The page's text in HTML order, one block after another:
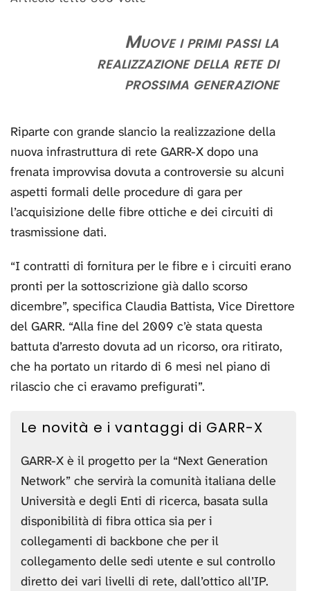
Muove i primi passi la
realizzazione della rete di
prossima generazione
Riparte con grande slancio la realizzazione della
nuova infrastruttura di rete GARR-X dopo una
frenata improvvisa dovuta a controversie su alcuni
aspetti formali delle procedure di gara per
l’acquisizione delle fibre ottiche e dei circuiti di
trasmissione dati.
“I contratti di fornitura per le fibre e i circuiti erano
pronti per la sottoscrizione già dallo scorso
dicembre”, specifica Claudia Battista, Vice Direttore
del GARR. “Alla fine del 2009 c’è stata questa
battuta d’arresto dovuta ad un ricorso, ora ritirato,
che ha portato un ritardo di 6 mesi nel piano di
rilascio che ci eravamo prefigurati”.
Le novità e i vantaggi di GARR-X
GARR-X è il progetto per la “Next Generation
Network” che servirà la comunità italiana delle
Università e degli Enti di ricerca, basata sulla
disponibilità di fibra ottica sia per i
collegamenti di backbone che per il
collegamento delle sedi utente e sul controllo
diretto dei vari livelli di rete, dall’ottico all’IP.